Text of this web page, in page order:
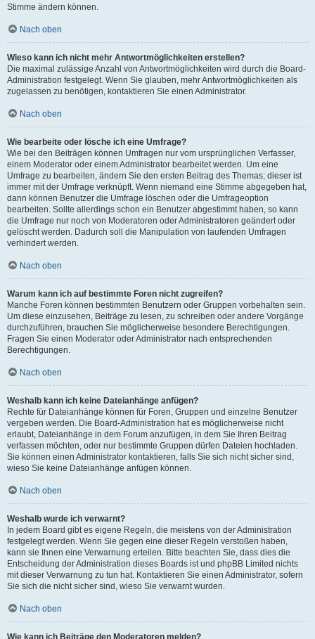
Stimme ändern können.
Nach oben
Wieso kann ich nicht mehr Antwortmöglichkeiten erstellen?
Die maximal zulässige Anzahl von Antwortmöglichkeiten wird durch die Board-
Administration festgelegt. Wenn Sie glauben, mehr Antwortmöglichkeiten als
zugelassen zu benötigen, kontaktieren Sie einen Administrator.
Nach oben
Wie bearbeite oder lösche ich eine Umfrage?
Wie bei den Beiträgen können Umfragen nur vom ursprünglichen Verfasser,
einem Moderator oder einem Administrator bearbeitet werden. Um eine
Umfrage zu bearbeiten, ändern Sie den ersten Beitrag des Themas; dieser ist
immer mit der Umfrage verknüpft. Wenn niemand eine Stimme abgegeben hat,
dann können Benutzer die Umfrage löschen oder die Umfrageoption
bearbeiten. Sollte allerdings schon ein Benutzer abgestimmt haben, so kann
die Umfrage nur noch von Moderatoren oder Administratoren geändert oder
gelöscht werden. Dadurch soll die Manipulation von laufenden Umfragen
verhindert werden.
Nach oben
Warum kann ich auf bestimmte Foren nicht zugreifen?
Manche Foren können bestimmten Benutzern oder Gruppen vorbehalten sein.
Um diese einzusehen, Beiträge zu lesen, zu schreiben oder andere Vorgänge
durchzuführen, brauchen Sie möglicherweise besondere Berechtigungen.
Fragen Sie einen Moderator oder Administrator nach entsprechenden
Berechtigungen.
Nach oben
Weshalb kann ich keine Dateianhänge anfügen?
Rechte für Dateianhänge können für Foren, Gruppen und einzelne Benutzer
vergeben werden. Die Board-Administration hat es möglicherweise nicht
erlaubt, Dateianhänge in dem Forum anzufügen, in dem Sie Ihren Beitrag
verfassen möchten, oder nur bestimmte Gruppen dürfen Dateien hochladen.
Sie können einen Administrator kontaktieren, falls Sie sich nicht sicher sind,
wieso Sie keine Dateianhänge anfügen können.
Nach oben
Weshalb wurde ich verwarnt?
In jedem Board gibt es eigene Regeln, die meistens von der Administration
festgelegt werden. Wenn Sie gegen eine dieser Regeln verstoßen haben,
kann sie Ihnen eine Verwarnung erteilen. Bitte beachten Sie, dass dies die
Entscheidung der Administration dieses Boards ist und phpBB Limited nichts
mit dieser Verwarnung zu tun hat. Kontaktieren Sie einen Administrator, sofern
Sie sich die nicht sicher sind, wieso Sie verwarnt wurden.
Nach oben
Wie kann ich Beiträge den Moderatoren melden?